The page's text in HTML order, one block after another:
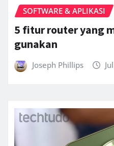
SOFTWARE & APLIKASI
5 fitur router yang
gunakan
Joseph Phillips